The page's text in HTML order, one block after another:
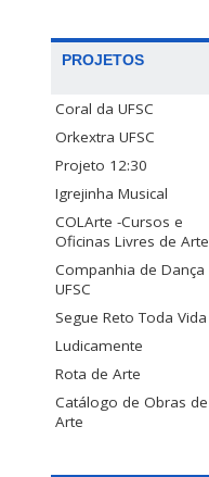
PROJETOS
Coral da UFSC
Orkextra UFSC
Projeto 12:30
Igrejinha Musical
COLArte -Cursos e
Oficinas Livres de Arte
Companhia de Dança
UFSC
Segue Reto Toda Vida
Ludicamente
Rota de Arte
Catálogo de Obras de
Arte